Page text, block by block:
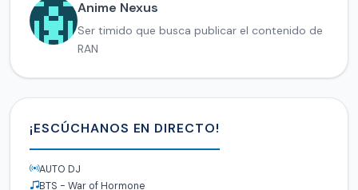
Anime Nexus
Ser timido que busca publicar el contenido de
RAN
¡ESCÚCHANOS EN DIRECTO!
AUTO DJ
BTS - War of Hormone